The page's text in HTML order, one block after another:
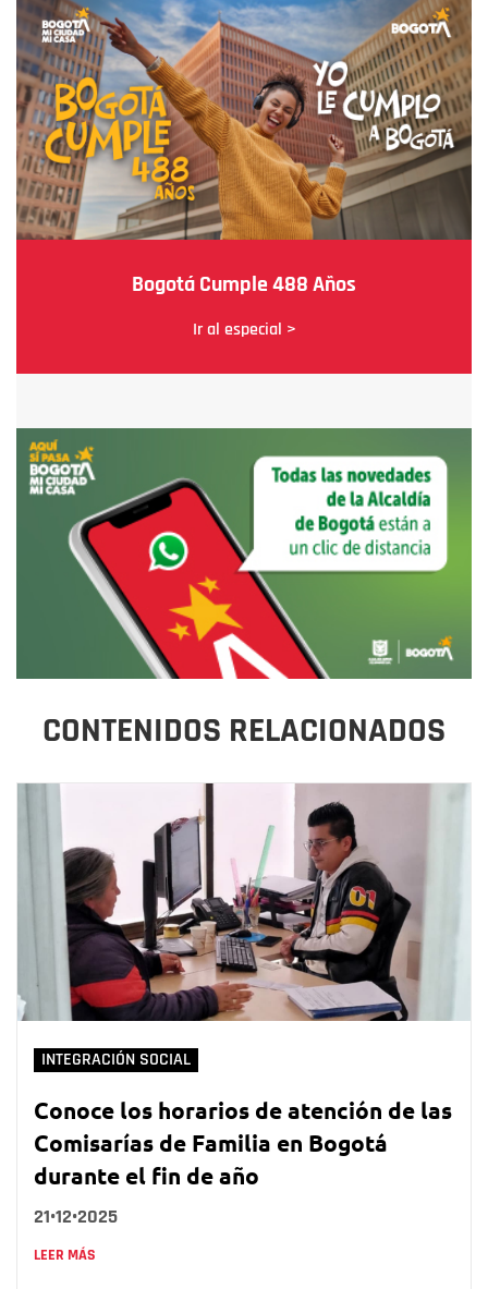
Bogotá Cumple 488 Años
Ir al especial >
CONTENIDOS RELACIONADOS
INTEGRACIÓN SOCIAL
Conoce los horarios de atención de las
Comisarías de Familia en Bogotá
durante el fin de año
21•12•2025
LEER MÁS